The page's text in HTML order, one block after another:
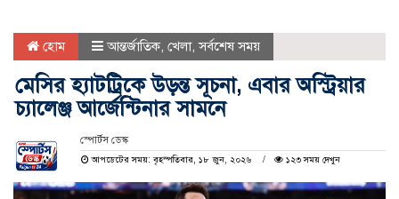
হোম আন্তর্জাতিক খেলা,সর্বশেষ সময়
মেসির হ্যাটট্রিকে উড়ন্ত সূচনা, এবার অস্ট্রিয়ার
চ্যালেঞ্জ আর্জেন্টিনার সামনে
স্পোর্টস ডেস্ক
আপডেটের সময়: বৃহস্পতিবার, ১৮ জুন, ২০২৬
১২৩ সময় দেখুন